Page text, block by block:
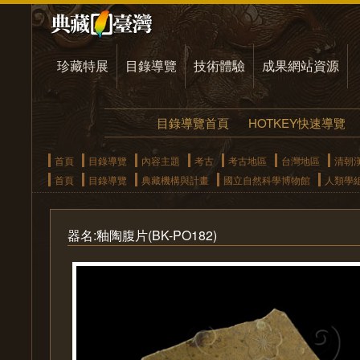
珍藏特展 目錄導覽 技術體驗 成果網站資源
目錄導覽首頁 HOTKEY快速導覽
首頁 目錄導覽 內容主題 考古 考古地區 台灣地區
清朝
首頁
目錄導覽 典藏機構與計畫 國立自然科學博物館 人類學
器名:釉陶腹片(BK-PO182)